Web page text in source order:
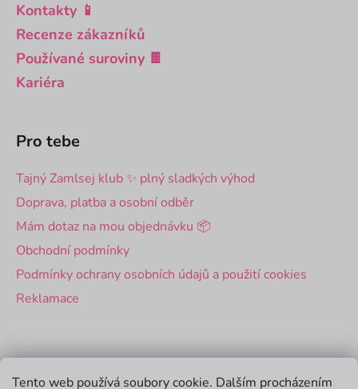
Tento web používá soubory cookie. Dalším procházením
Kontakty 📱
Recenze zákazníků
Používané suroviny 🍫
Kariéra
Pro tebe
Tajný Zamlsej klub ✨ plný sladkých výhod
Doprava, platba a osobní odběr
Mám dotaz na mou objednávku 📦
Obchodní podmínky
Podmínky ochrany osobních údajů a použití cookies
Reklamace